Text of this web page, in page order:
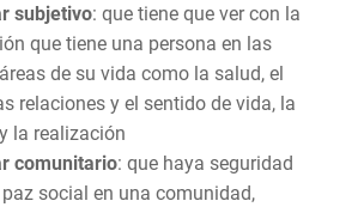
subjetivo: que tiene que ver con la
que tiene una persona en las
de su vida como la salud, el
relaciones y el sentido de vida, la
la realización
comunitario: que haya seguridad
social en una comunidad,